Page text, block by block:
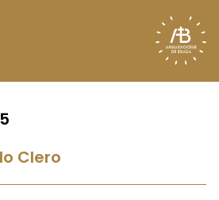
Clero